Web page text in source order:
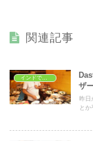
関連記事
インドでショッピング
ザ
昨日
と